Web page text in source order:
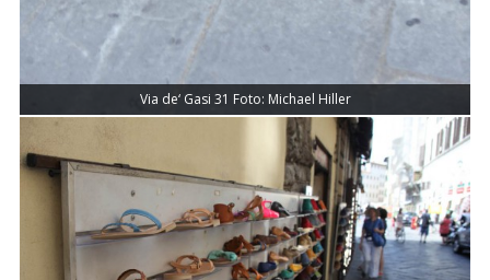
Via de‘ Gasi 31 Foto: Michael Hiller